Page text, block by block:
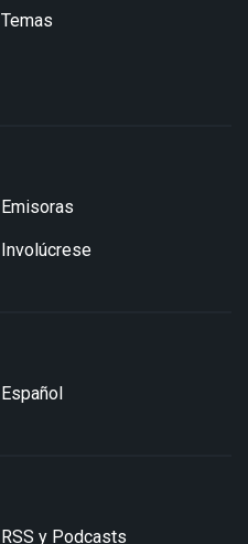
Temas
Emisoras
Involúcrese
Español
RSS y Podcasts